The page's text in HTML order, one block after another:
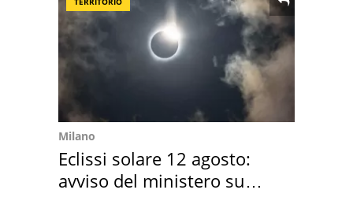
Milano
Eclissi solare 12 agosto:
avviso del ministero su